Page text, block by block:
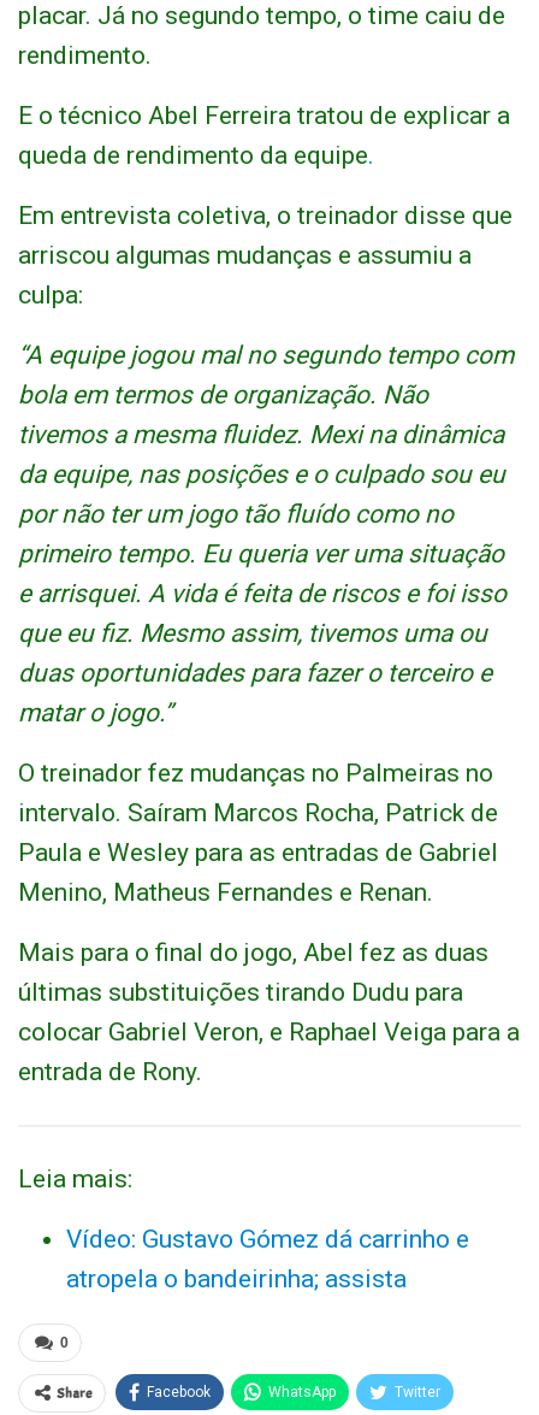
placar. Já no segundo tempo, o time caiu de
rendimento.
E o técnico Abel Ferreira tratou de explicar a
queda de rendimento da equipe.
Em entrevista coletiva, o treinador disse que
arriscou algumas mudanças e assumiu a
culpa:
“A equipe jogou mal no segundo tempo com
bola em termos de organização. Não
tivemos a mesma fluidez. Mexi na dinâmica
da equipe, nas posições e o culpado sou eu
por não ter um jogo tão fluído como no
primeiro tempo. Eu queria ver uma situação
e arrisquei. A vida é feita de riscos e foi isso
que eu fiz. Mesmo assim, tivemos uma ou
duas oportunidades para fazer o terceiro e
matar o jogo.”
O treinador fez mudanças no Palmeiras no
intervalo. Saíram Marcos Rocha, Patrick de
Paula e Wesley para as entradas de Gabriel
Menino, Matheus Fernandes e Renan.
Mais para o final do jogo, Abel fez as duas
últimas substituições tirando Dudu para
colocar Gabriel Veron, e Raphael Veiga para a
entrada de Rony.
Leia mais:
Vídeo: Gustavo Gómez dá carrinho e
atropela o bandeirinha; assista
0
Share Facebook WhatsApp Twitter